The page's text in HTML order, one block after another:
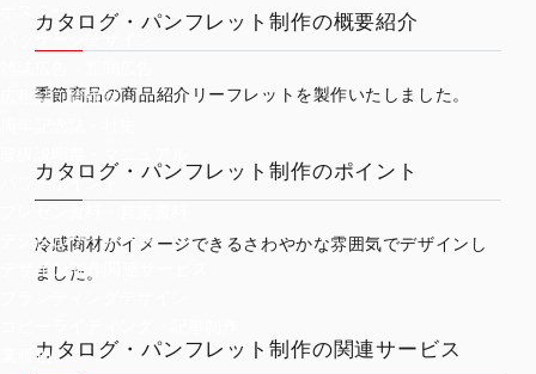
ポスター
広報誌・情報誌
パワーポイント
デジタルサイネージ
デザイン制作関連サービス
業種別
カタログ・パンフレット制作の概要紹介
季節商品の商品紹介リーフレットを製作いたしました。
カタログ・パンフレット制作のポイント
冷感商材がイメージできるさわやかな雰囲気でデザインし
ました。
カタログ・パンフレット制作の関連サービス